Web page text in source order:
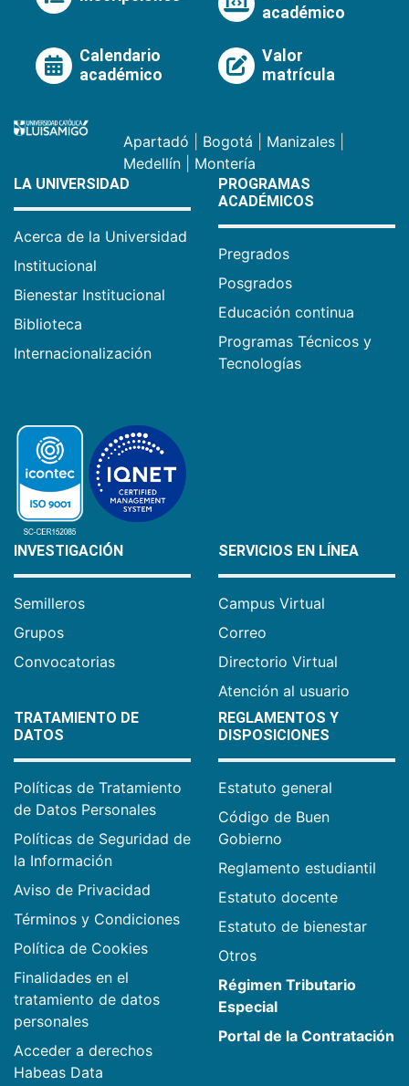
académico
Calendario
académico
Valor
matrícula
Apartadó Bogotá Manizales
Medellín
Montería
LA UNIVERSIDAD
Acerca de la Universidad
Institucional
Bienestar Institucional
Biblioteca
Internacionalización
PROGRAMAS
ACADÉMICOS
Pregrados
Posgrados
Educación continua
Programas Técnicos y
Tecnologías
INVESTIGACIÓN
Semilleros
Grupos
Convocatorias
SERVICIOS EN LÍNEA
Campus Virtual
Correo
Directorio Virtual
Atención al usuario
TRATAMIENTO DE
DATOS
Políticas de Tratamiento
de Datos Personales
Políticas de Seguridad de
la Información
Aviso de Privacidad
Términos y Condiciones
Política de Cookies
Finalidades en el
tratamiento de datos
personales
Acceder a derechos
Habeas Data
REGLAMENTOS Y
DISPOSICIONES
Estatuto general
Código de Buen
Gobierno
Reglamento estudiantil
Estatuto docente
Estatuto de bienestar
Otros
Régimen Tributario
Especial
Portal de la Contratación